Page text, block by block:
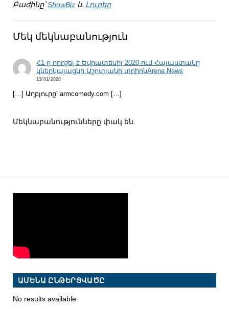
Բաժինը՝ShowBizև Լուրեր
Մեկ մեկնաբանություն
Հ1-ը որոշել է Եվրատեսիլ 2020-ում Հայաստանը
կներկայացնի Աշոտյանի տրիոնArena News
13/01/2020
[…] Աղբյուրը՝ armcomedy.com […]
Մեկնաբանությունները փակ են.
ԱՄԵՆԱ ԸՆԹԵՐՑՎԱԾԸ
No results available